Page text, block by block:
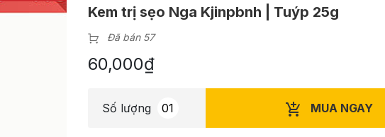
Kem trị sẹo Nga Kjinpbnh | Tuýp 25g
Đã bán 57
60,000₫
Số lượng MUA NGAY